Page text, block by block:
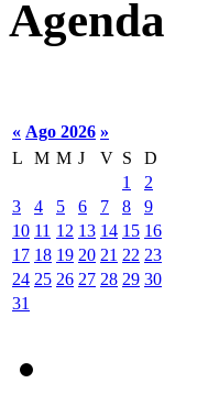
Agenda
« Ago 2026 »
L
M M J V S
D
1
2
3
4 5 6 7 8
9
10 11 12 13 14 15 16
17 18 19 20 21 22 23
24 25 26 27 28 29 30
31